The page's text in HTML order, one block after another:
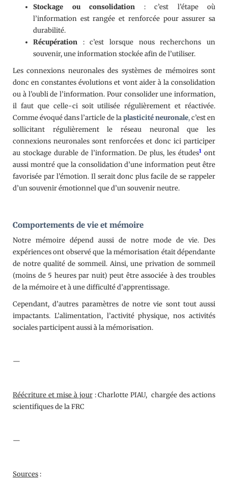
Stockage ou consolidation : c’est l’étape où
l’information est rangée et renforcée pour assurer sa
durabilité.
Récupération : c’est lorsque nous recherchons un
souvenir, une information stockée afin de l’utiliser.
Les connexions neuronales des systèmes de mémoires sont
donc en constantes évolutions et vont aider à la consolidation
ou à l’oubli de l’information. Pour consolider une information,
il faut que celle-ci soit utilisée régulièrement et réactivée.
Comme évoqué dans l’article de laplasticité neuronale,c’est en
sollicitant régulièrement le réseau neuronal que les
connexions neuronales sont renforcées et donc ici participer
au stockage durable de l’information. De plus, les études1 ont
aussi montré que la consolidation d’une information peut être
favorisée par l’émotion. Il serait donc plus facile de se rappeler
d’un souvenir émotionnel que d’un souvenir neutre.
Comportements de vie et mémoire
Notre mémoire dépend aussi de notre mode de vie. Des
expériences ont observé que la mémorisation était dépendante
de notre qualité de sommeil. Ainsi, une privation de sommeil
(moins de 5 heures par nuit) peut être associée à des troubles
de la mémoire et à une difficulté d’apprentissage.
Cependant, d’autres paramètres de notre vie sont tout aussi
impactants. L’alimentation, l’activité physique, nos activités
sociales participent aussi à la mémorisation.
—
Réécriture et mise à jour: Charlotte PIAU, chargée des actions
scientifiques de la FRC
—
Sources: